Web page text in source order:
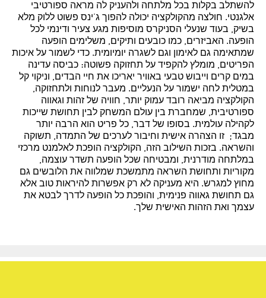
להשתלב בקלות בכל מלתחה ולהעניק לה מראה ספורטיבי
אלגנטי. חולצה מהקולקציה יכולה להפוך ג’ינס פשוט ללוק מלא
בשיק, בעוד שנעלי הסניקרס מוסיפות מגע צעיר ודינמי לכל
הופעה. האביזרים, כמו כובעים ותיקים, משלימים הופעה
שמתאימה גם לאימון וגם לשגרה יומיומית. כדי לשמור על איכות
הפריטים, מומלץ להקפיד על תחזוקה פשוטה: כביסה עדינה
במים קרים וייבוש טבעי באוויר יאריכו את חיי הבדים, וניקוי קל
במטלית לחה ישמור על הנעליים. מעבר לנוחות ולתחזוקה,
הקולקציה מביאה רובד עמוק יותר, חוויה של זהות וגאווה
ספורטיבית, שמחברת בין עולם המשחק לבין תחושת שייכות
לקהילה עולמית. בסופו של דבר, כל פריט הוא הרבה יותר
מבגד; זו הצהרה אישית וחיבור לערכים של התמדה, תשוקה
והשראה. בזכות השילוב הזה, הקולקציה הופכת לאלמנט מרכזי
במלתחה מודרנית, ומבטיחה שכל הופעה תשדר עוצמה,
מקוריות ותחושת השראה מתמשכת שמלווה את הלובשים גם
מחוץ למגרש. היא מעניקה לא רק אפשרות להיראות טוב אלא
גם תחושת גאווה פנימית, והופכת כל הופעה לדרך לבטא את
עצמך ואת הזהות האישית שלך.